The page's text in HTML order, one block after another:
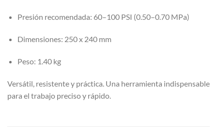
Presión recomendada: 60–100 PSI (0.50–0.70 MPa)
Dimensiones: 250 x 240 mm
Peso: 1.40 kg
Versátil, resistente y práctica. Una herramienta indispensable
para el trabajo preciso y rápido.